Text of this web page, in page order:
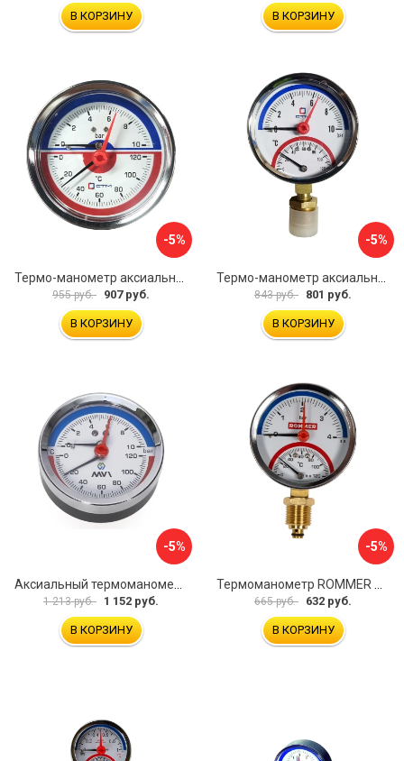
В КОРЗИНУ В КОРЗИНУ
-5%
955 руб. 907 руб.
В КОРЗИНУ
-5%
843 руб. 801 руб.
В КОРЗИНУ
-5%
Аксиальный термоманометр MVI ATM.80.12006.04
1 213 руб. 1 152 руб.
В КОРЗИНУ
-5%
Термоманометр ROMMER RG00929SFHKMVA
665 руб. 632 руб.
В КОРЗИНУ